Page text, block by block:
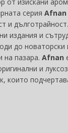
серия Afnan
и
издания и
до новаторски
на пазара. Afnan
и
които